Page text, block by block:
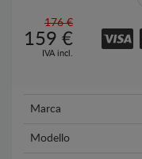
176 €
159 €
IVA incl.
Marca
Modello